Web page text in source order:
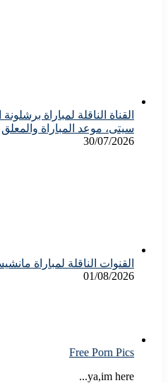
القناة الناقلة لمباراة
سيتى، موعد المباراة والمعلق
30/07/2026
القنوات الناقلة لمباراة
01/08/2026
Free Porn Pics
ya,im here...